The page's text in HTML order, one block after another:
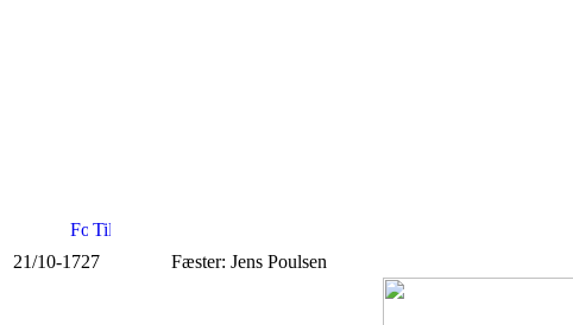
21/10-1727 Fæster: Jens Poulsen